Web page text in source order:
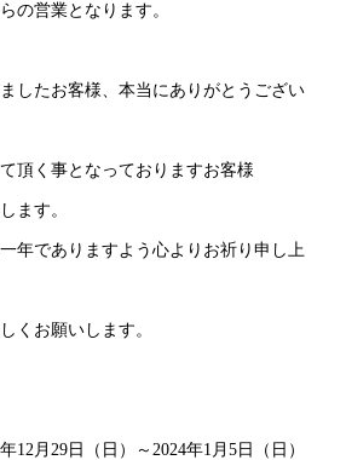
の営業となります。
したお客様、本当にありがとうござい
頂く事となっておりますお客様
ます。
年でありますよう心よりお祈り申し上
くお願いします。
12月29日（日）～2024年1月5日（日）